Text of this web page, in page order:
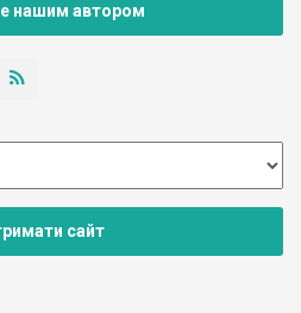
нашим автором
сайт